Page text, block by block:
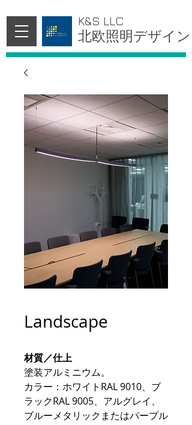
北欧照明デザイン
K&S LLC
Landscape
材質／仕上
塗装アルミニウム。
カラー：ホワイトRAL 9010、ブ
ラックRAL 9005、アルグレイ、
ブルーメタリックまたはパープル